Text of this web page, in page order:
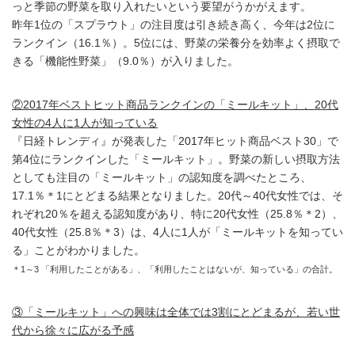
っと季節の野菜を取り入れたいという要望がうかがえます。
昨年1位の「スプラウト」の注目度は引き続き高く、今年は2位に
ランクイン（16.1％）。5位には、野菜の栄養分を効率よく摂取で
きる「機能性野菜」（9.0％）が入りました。
②2017年ベストヒット商品ランクインの「ミールキット」、20代
女性の4人に1人が知っている
『日経トレンディ』が発表した「2017年ヒット商品ベスト30」で
第4位にランクインした「ミールキット」。野菜の新しい摂取方法
としても注目の「ミールキット」の認知度を調べたところ、
17.1％＊1にとどまる結果となりました。20代～40代女性では、そ
れぞれ20％を超える認知度があり、特に20代女性（25.8％＊2）、
40代女性（25.8％＊3）は、4人に1人が「ミールキットを知ってい
る」ことがわかりました。
＊1～3 「利用したことがある」、「利用したことはないが、知っている」の合計。
③「ミールキット」への興味は全体では3割にとどまるが、若い世
代から徐々に広がる予感